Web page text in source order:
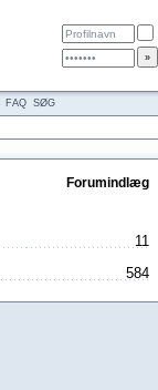
FAQ SØG
Forumindlæg
11
584